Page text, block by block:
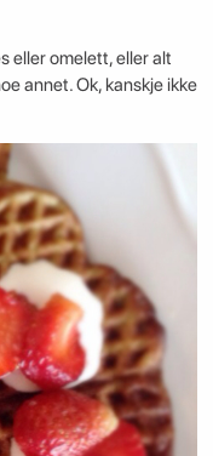
eller omelett, eller alt
annet. Ok, kanskje ikke